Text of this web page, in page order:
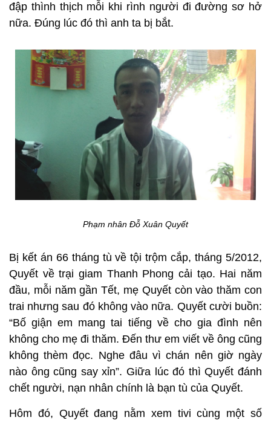
đập thình thịch mỗi khi rình người đi đường sơ hở
nữa. Đúng lúc đó thì anh ta bị bắt.
Phạm nhân Đỗ Xuân Quyết
Bị kết án 66 tháng tù về tội trộm cắp, tháng 5/2012,
Quyết về trại giam Thanh Phong cải tạo. Hai năm
đầu, mỗi năm gần Tết, mẹ Quyết còn vào thăm con
trai nhưng sau đó không vào nữa. Quyết cười buồn:
“Bố giận em mang tai tiếng về cho gia đình nên
không cho mẹ đi thăm. Đến thư em viết về ông cũng
không thèm đọc. Nghe đâu vì chán nên giờ ngày
nào ông cũng say xỉn”. Giữa lúc đó thì Quyết đánh
chết người, nạn nhân chính là bạn tù của Quyết.
Hôm đó, Quyết đang nằm xem tivi cùng một số